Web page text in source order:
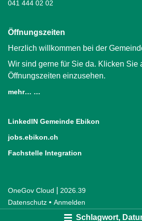
Schlagwort,
041 444 02 02
Öffnungszeiten
Herzlich willkommen bei der
Wir sind gerne für Sie da. Klicken Sie
Öffnungszeiten einzusehen.
mehr… …
LinkedIN Gemeinde Ebikon
jobs.ebikon.ch
Fachstelle Integration
OneGov Cloud (External Link)
2026.39
Datenschutz (External Link)
Anmelden